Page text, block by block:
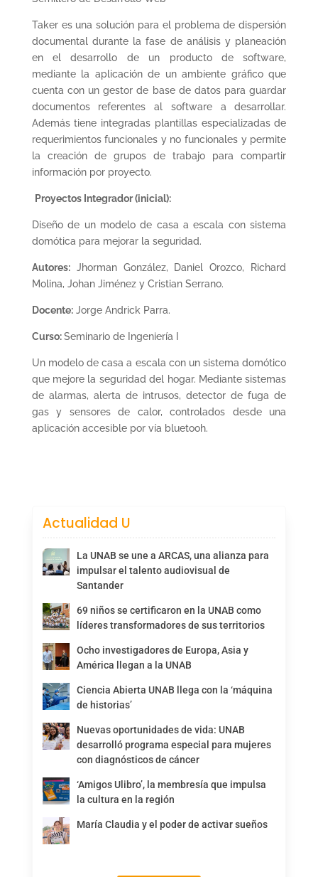
Taker es una solución para el problema de dispersión
documental durante la fase de análisis y planeación
en el desarrollo de un producto de software,
mediante la aplicación de un ambiente gráfico que
cuenta con un gestor de base de datos para guardar
documentos referentes al software a desarrollar.
Además tiene integradas plantillas especializadas de
requerimientos funcionales y no funcionales y permite
la creación de grupos de trabajo para compartir
información por proyecto.
Proyectos Integrador (inicial):
Diseño de un modelo de casa a escala con sistema
domótica para mejorar la seguridad.
Autores:Jhorman González, Daniel Orozco, Richard
Molina, Johan Jiménez y Cristian Serrano.
Docente:Jorge Andrick Parra.
Curso:Seminario de Ingeniería I
Un modelo de casa a escala con un sistema domótico
que mejore la seguridad del hogar. Mediante sistemas
de alarmas, alerta de intrusos, detector de fuga de
gas y sensores de calor, controlados desde una
aplicación accesible por vía bluetooh.
Actualidad U
La UNAB se une a ARCAS, una alianza para
impulsar el talento audiovisual de
Santander
69 niños se certificaron en la UNAB como
líderes transformadores de sus territorios
Ocho investigadores de Europa, Asia y
América llegan a la UNAB
Ciencia Abierta UNAB llega con la ‘máquina
de historias’
Nuevas oportunidades de vida: UNAB
desarrolló programa especial para mujeres
con diagnósticos de cáncer
‘Amigos Ulibro’, la membresía que impulsa
la cultura en la región
María Claudia y el poder de activar sueños